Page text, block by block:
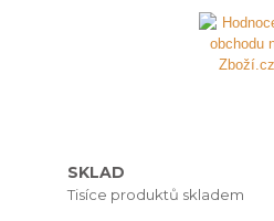
SKLAD
Tisíce produktů skladem